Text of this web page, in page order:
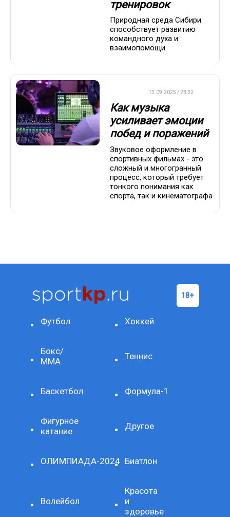
тренировок
Природная среда Сибири
способствует развитию
командного духа и
взаимопомощи
13.09.2025 / 23:32
Как музыка
усиливает эмоции
побед и поражений
Звуковое оформление в
спортивных фильмах - это
сложный и многогранный
процесс, который требует
тонкого понимания как
спорта, так и кинематографа
Футбол Хоккей
Бокс/
ММА
Теннис
Баскетбол Формула-1
Фигурное
катание
Другое
ОЛИМПИАДА-2024 Биатлон
Волейбол
Красота
и
здоровье